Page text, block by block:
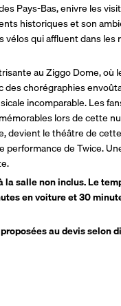
Pays-Bas, enivre les
historiques et son
qui affluent dans les
au Ziggo Dome, où
des chorégraphies
incomparable. Les
lors de cette
devient le théâtre de
de Twice.
la salle non inclus. Le
en voiture et 30
au devis selon